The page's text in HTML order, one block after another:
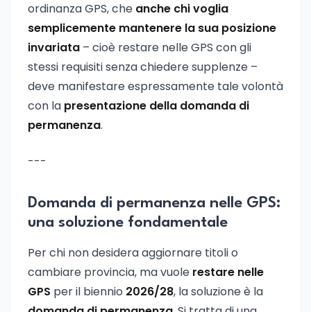
ordinanza GPS, che anche chi voglia
semplicemente mantenere la sua posizione
invariata – cioè restare nelle GPS con gli
stessi requisiti senza chiedere supplenze –
deve manifestare espressamente tale volontà
con la presentazione della domanda di
permanenza.
---
Domanda di permanenza nelle GPS:
una soluzione fondamentale
Per chi non desidera aggiornare titoli o
cambiare provincia, ma vuole restare nelle
GPS per il biennio 2026/28, la soluzione è la